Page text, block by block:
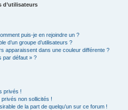
d’utilisateurs
puis-je en rejoindre un ?
d’un groupe d’utilisateurs ?
apparaissent dans une couleur différente ?
par défaut » ?
privés !
non sollicités !
de la part de quelqu’un sur ce forum !